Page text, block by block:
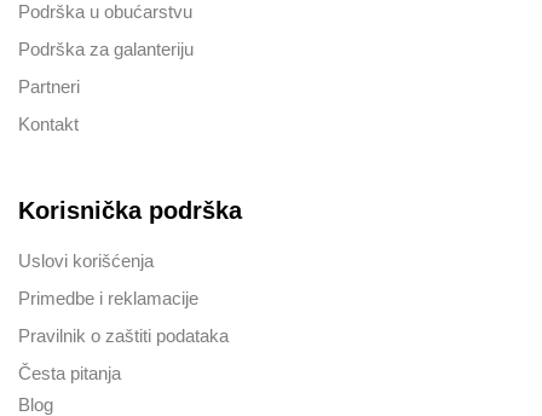
Podrška u obućarstvu
Podrška za galanteriju
Partneri
Kontakt
Korisnička podrška
Uslovi korišćenja
Primedbe i reklamacije
Pravilnik o zaštiti podataka
Česta pitanja
Blog